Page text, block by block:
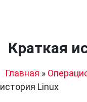
Краткая
Главная »
история Linux